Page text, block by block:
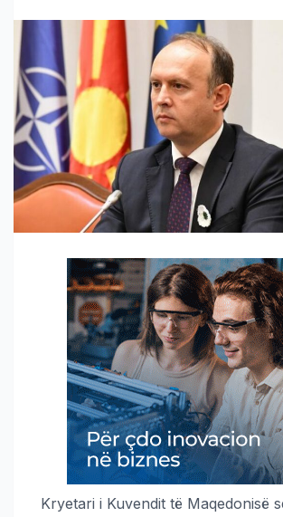
Kryetari i Kuvendit të Maqedonisë